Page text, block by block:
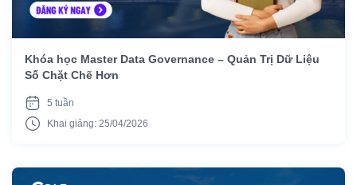
Khóa học Master Data Governance – Quản Trị Dữ Liệu
Số Chặt Chẽ Hơn
5 tuần
Khai giảng: 25/04/2026